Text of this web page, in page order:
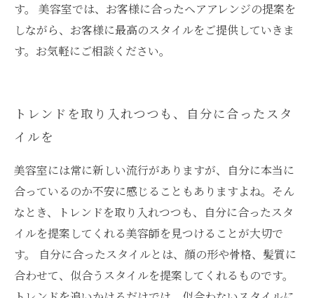
す。 美容室では、お客様に合ったヘアアレンジの提案を
しながら、お客様に最高のスタイルをご提供していきま
す。お気軽にご相談ください。
トレンドを取り入れつつも、自分に合ったスタ
イルを
美容室には常に新しい流行がありますが、自分に本当に
合っているのか不安に感じることもありますよね。そん
なとき、トレンドを取り入れつつも、自分に合ったスタ
イルを提案してくれる美容師を見つけることが大切で
す。 自分に合ったスタイルとは、顔の形や骨格、髪質に
合わせて、似合うスタイルを提案してくれるものです。